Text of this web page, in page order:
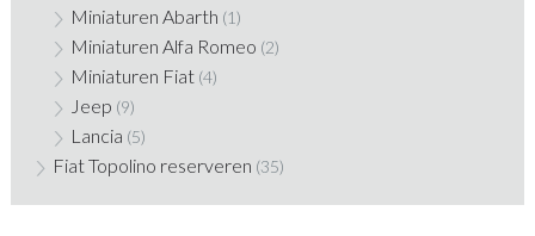
Miniaturen Abarth (1)
Miniaturen Alfa Romeo (2)
Miniaturen Fiat (4)
Jeep (9)
Lancia (5)
Fiat Topolino reserveren (35)